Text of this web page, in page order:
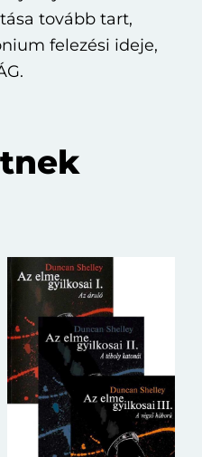
tovább tart,
felezési ideje,